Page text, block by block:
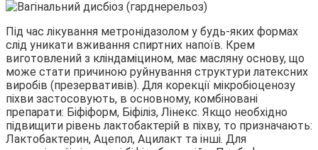
Під час лікування метронідазолом у будь-яких формах
слід уникати вживання спиртних напоїв. Крем
виготовлений з кліндаміцином, має масляну основу, що
може стати причиною руйнування структури латексних
виробів (презервативів). Для корекції мікробіоценозу
піхви застосовують, в основному, комбіновані
препарати: Біфіформ, Біфіліз, Лінекс. Якщо необхідно
підвищити рівень лактобактерій в піхву, то призначають:
Лактобактерин, Ацепол, Ацилакт та інші. Для